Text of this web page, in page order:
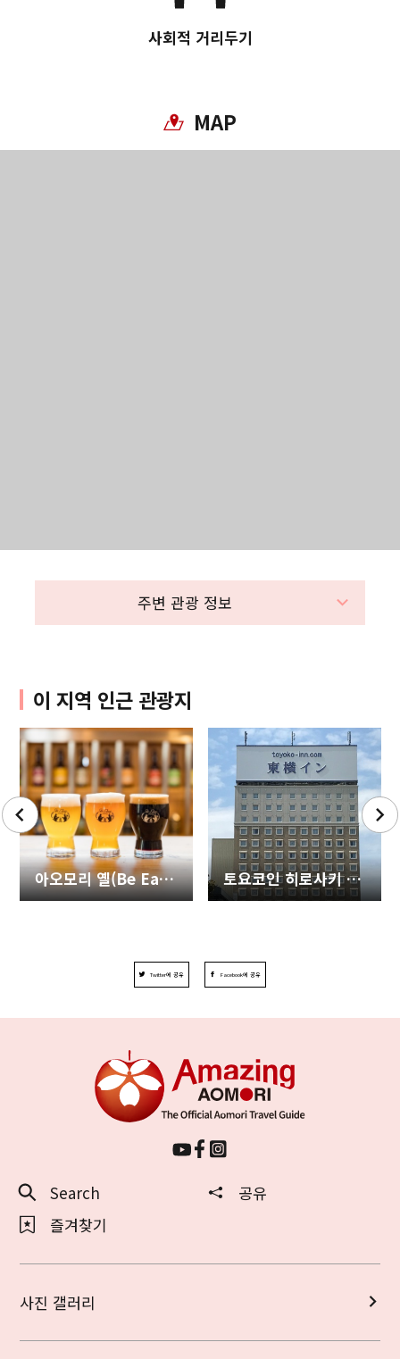
사회적 거리두기
MAP
주변 관광 정보
이 지역 인근 관광지
아오모리 옐(Be Easy Brewing/개러스의 아지트) 토요코인 히로사키 에키마에
Twitter에 공유 Facebook에 공유
Search
공유
즐겨찾기
사진 갤러리